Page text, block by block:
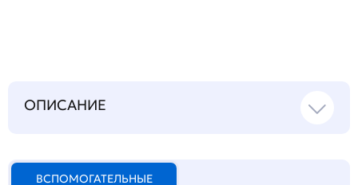
ОПИСАНИЕ
ВСПОМОГАТЕЛЬНЫЕ